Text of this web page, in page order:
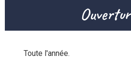
Toute l'année.